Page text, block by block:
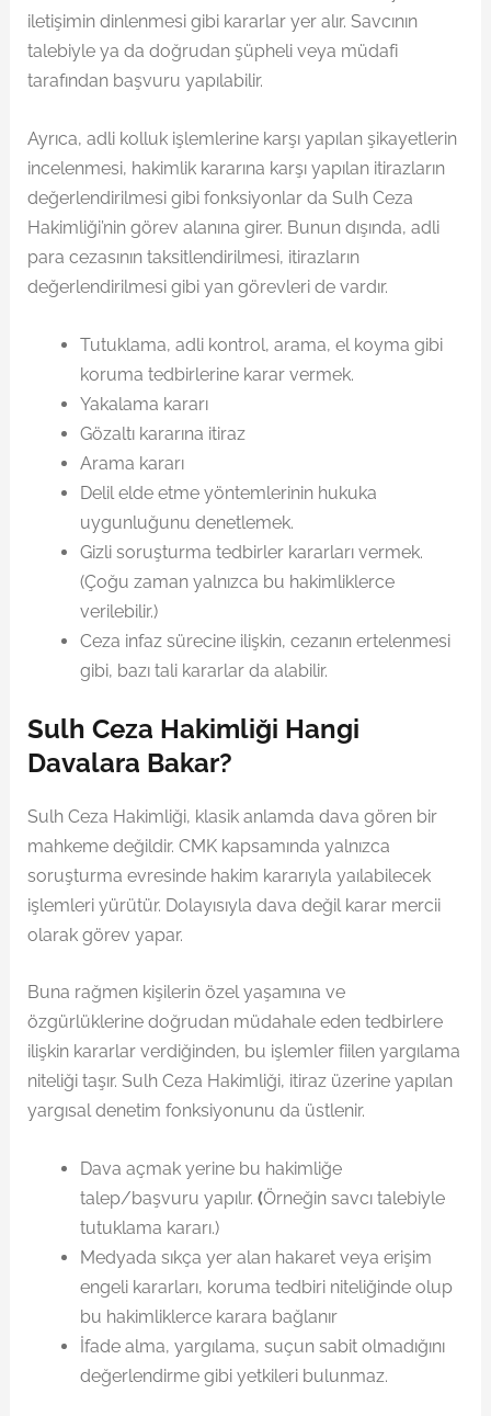
iletişimin dinlenmesi gibi kararlar yer alır. Savcının
talebiyle ya da doğrudan şüpheli veya müdafi
tarafından başvuru yapılabilir.
Ayrıca, adli kolluk işlemlerine karşı yapılan şikayetlerin
incelenmesi, hakimlik kararına karşı yapılan itirazların
değerlendirilmesi gibi fonksiyonlar da Sulh Ceza
Hakimliği’nin görev alanına girer. Bunun dışında, adli
para cezasının taksitlendirilmesi, itirazların
değerlendirilmesi gibi yan görevleri de vardır.
Tutuklama, adli kontrol, arama, el koyma gibi
koruma tedbirlerine karar vermek.
Yakalama kararı
Gözaltı kararına itiraz
Arama kararı
Delil elde etme yöntemlerinin hukuka
uygunluğunu denetlemek.
Gizli soruşturma tedbirler kararları vermek.
(Çoğu zaman yalnızca bu hakimliklerce
verilebilir.)
Ceza infaz sürecine ilişkin, cezanın ertelenmesi
gibi, bazı tali kararlar da alabilir.
Sulh Ceza Hakimliği Hangi
Davalara Bakar?
Sulh Ceza Hakimliği, klasik anlamda dava gören bir
mahkeme değildir. CMK kapsamında yalnızca
soruşturma evresinde hakim kararıyla yaılabilecek
işlemleri yürütür. Dolayısıyla dava değil karar mercii
olarak görev yapar.
Buna rağmen kişilerin özel yaşamına ve
özgürlüklerine doğrudan müdahale eden tedbirlere
ilişkin kararlar verdiğinden, bu işlemler fiilen yargılama
niteliği taşır. Sulh Ceza Hakimliği, itiraz üzerine yapılan
yargısal denetim fonksiyonunu da üstlenir.
Dava açmak yerine bu hakimliğe
talep/başvuru yapılır. (Örneğin savcı talebiyle
tutuklama kararı.)
Medyada sıkça yer alan hakaret veya erişim
engeli kararları, koruma tedbiri niteliğinde olup
bu hakimliklerce karara bağlanır
İfade alma, yargılama, suçun sabit olmadığını
değerlendirme gibi yetkileri bulunmaz.